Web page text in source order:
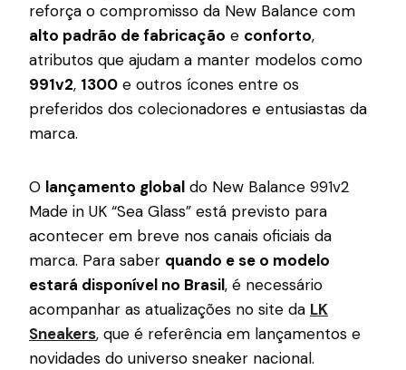
reforça o compromisso da New Balance com
alto padrão de fabricação e conforto,
atributos que ajudam a manter modelos como
991v2, 1300 e outros ícones entre os
preferidos dos colecionadores e entusiastas da
marca.
O lançamento global do New Balance 991v2
Made in UK “Sea Glass” está previsto para
acontecer em breve nos canais oficiais da
marca. Para saber quando e se o modelo
estará disponível no Brasil, é necessário
acompanhar as atualizações no site da LK
Sneakers, que é referência em lançamentos e
novidades do universo sneaker nacional.